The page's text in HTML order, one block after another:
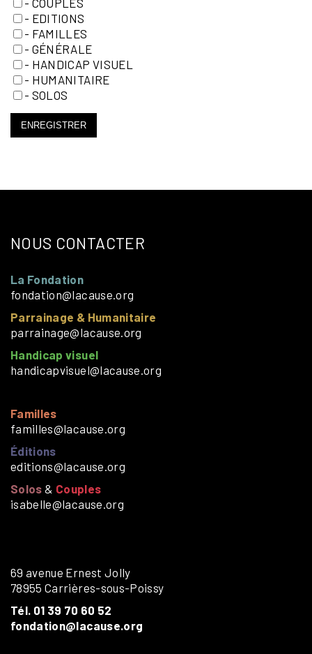
- COUPLES
- EDITIONS
- FAMILLES
- GÉNÉRALE
- HANDICAP VISUEL
- HUMANITAIRE
- SOLOS
ENREGISTRER
NOUS CONTACTER
La Fondation
fondation@lacause.org
Parrainage & Humanitaire
parrainage@lacause.org
Handicap visuel
handicapvisuel@lacause.org
Familles
familles@lacause.org
Éditions
editions@lacause.org
Solos & Couples
isabelle@lacause.org
69 avenue Ernest Jolly
78955 Carrières-sous-Poissy
Tél. 01 39 70 60 52
fondation@lacause.org